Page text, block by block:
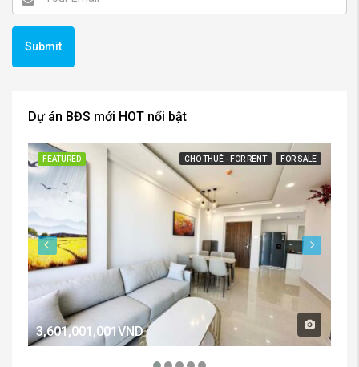
Dự án BĐS mới HOT nổi bật
FEATURED CHO THUÊ - FOR RENT FOR SALE
3,601,001,001VND